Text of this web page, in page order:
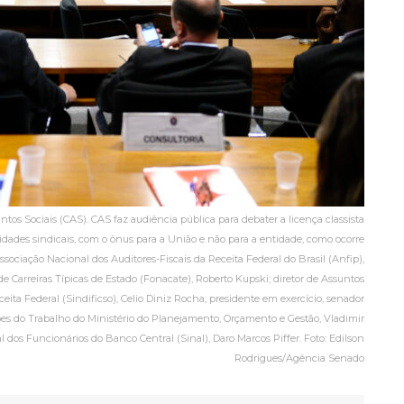
Sociais (CAS). CAS faz audiência pública para debater a licença classista
sindicais, com o ônus para a União e não para a entidade, como ocorre
Nacional dos Auditores-Fiscais da Receita Federal do Brasil (Anfip),
Típicas de Estado (Fonacate), Roberto Kupski; diretor de Assuntos
Federal (Sindificso), Celio Diniz Rocha; presidente em exercício, senador
do Trabalho do Ministério do Planejamento, Orçamento e Gestão, Vladimir
Funcionários do Banco Central (Sinal), Daro Marcos Piffer. Foto: Edilson
Rodrigues/Agência Senado